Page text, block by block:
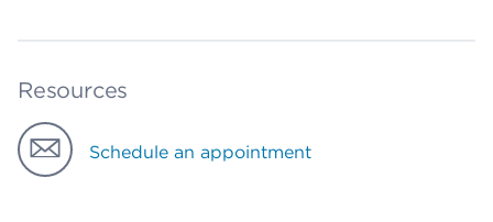
Resources
Schedule an appointment